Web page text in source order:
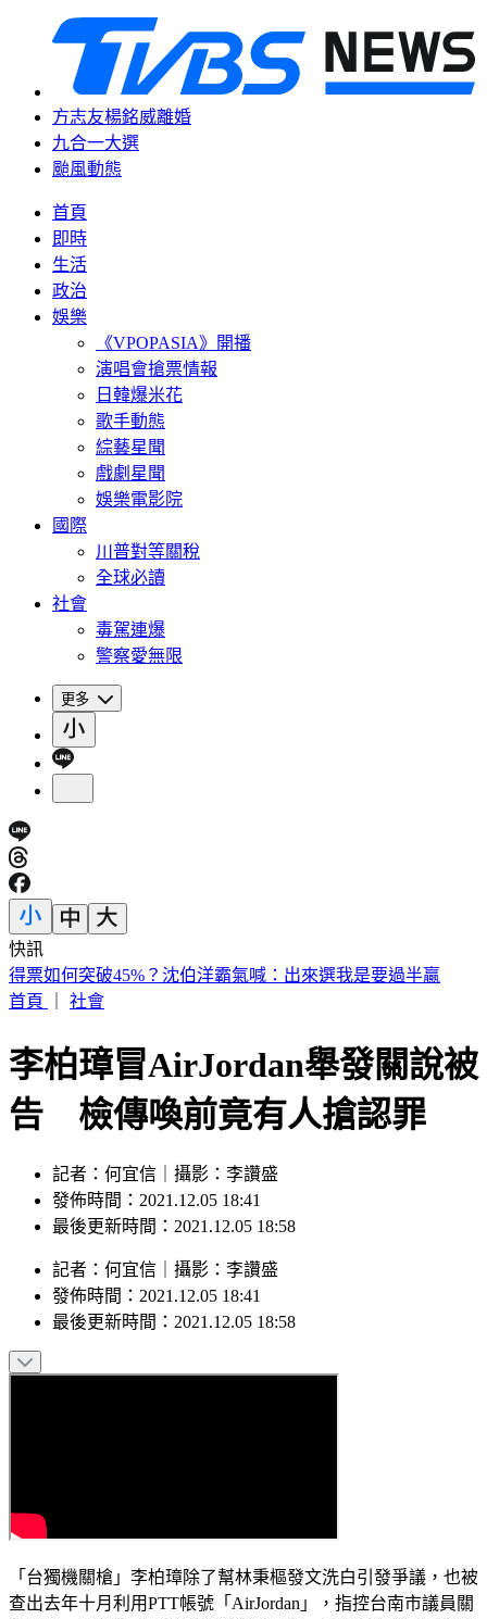
方志友楊銘威離婚
九合一大選
颱風動態
首頁
即時
生活
政治
娛樂
《VPOPASIA》開播
演唱會搶票情報
日韓爆米花
歌手動態
綜藝星聞
戲劇星聞
娛樂電影院
國際
川普對等關稅
全球必讀
社會
毒駕連爆
警察愛無限
更多
快訊
2026購車風向球 : 看購車趨勢分析，還有好禮天天抽
首頁
社會
李柏璋冒AirJordan舉發關說被
告 檢傳喚前竟有人搶認罪
記者：何宜信｜攝影：李讚盛
發佈時間：2021.12.05 18:41
最後更新時間：2021.12.05 18:58
記者 ： 何宜信 攝影 ： 李讚盛
發佈時間： 2021.12.05 18:41
最後更新時間： 2021.12.05 18:58
「台獨機關槍」李柏璋除了幫林秉樞發文洗白引發爭議，也被
查出去年十月利用PTT帳號「AirJordan」，指控台南市議員關